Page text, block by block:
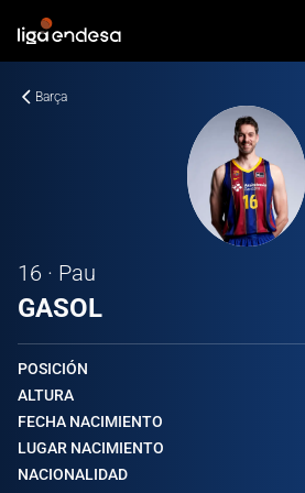
Barça
16 · Pau
GASOL
POSICIÓN
ALTURA
FECHA NACIMIENTO
LUGAR NACIMIENTO
NACIONALIDAD